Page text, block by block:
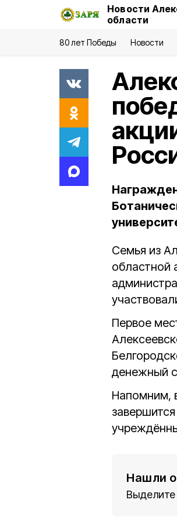
Новости
области
80 лет Победы Новости
Семья из
областной
Первое
денежный
Напомним,
Нашли